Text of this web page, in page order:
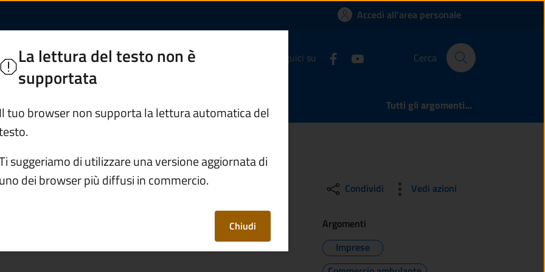
dal Comune | Comune di
Accedi all'area personale
Legno Seguici su Cerca
Servizi Vivere Ponte di Legno Tutti gli argomenti...
/ Partecipare a fiere organizzate dal Comune
dal Condividi Vedi azioni
La lettura del testo non è
supportata
Il tuo browser non supporta la lettura automatica del
suggeriamo di utilizzare una versione aggiornata di
uno dei browser più diffusi in commercio.
Chiudi
Argomenti
Imprese